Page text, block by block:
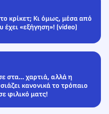
κρίκετ; Κι όμως, μέσα από
έχει «εξήγηση»! (video)
στα… χαρτιά, αλλά η
κανονικά το τρόπαιο
φιλικό ματς!